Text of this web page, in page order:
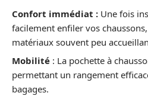
Confort immédiat : Une fois
facilement enfiler vos
matériaux souvent peu
Mobilité : La pochette à
permettant un rangement
bagages.